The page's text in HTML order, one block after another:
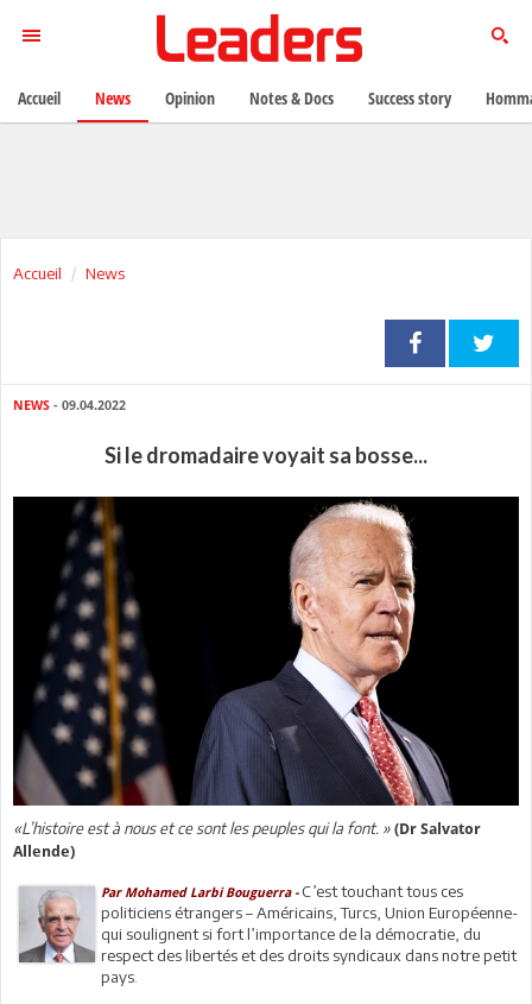
Accueil News
NEWS - 09.04.2022
Si le dromadaire voyait sa bosse...
«L’histoire est à nous et ce sont les peuples qui la font. » (Dr Salvator
Allende)
Par Mohamed Larbi Bouguerra -C’est touchant tous ces
politiciens étrangers – Américains, Turcs, Union Européenne-
qui soulignent si fort l’importance de la démocratie, du
respect des libertés et des droits syndicaux dans notre petit
pays.
Accueil News Opinion Notes & Docs Success story